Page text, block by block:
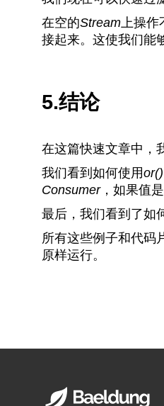
在空的Stream上操作
接起来。这使我们能
5.结论
在这篇快速文章中，
我们看到如何使用or()
Consumer，如果值
最后，我们看到了如
所有这些例子和代码
原样运行。